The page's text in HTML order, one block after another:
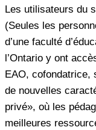
Les utilisateurs du
(Seules les
d’une faculté
l’Ontario y ont
EAO, cofondatrice,
de nouvelles
privé», où les
meilleures